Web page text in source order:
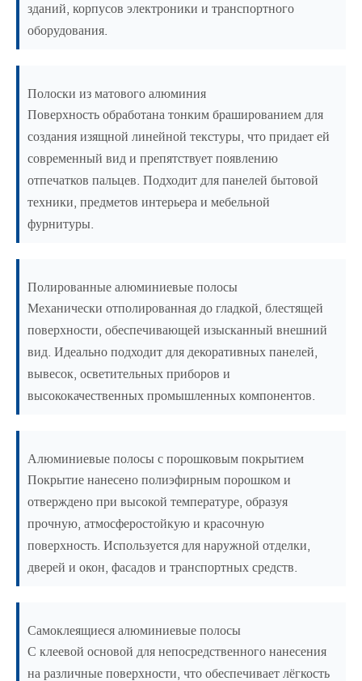
зданий, корпусов электроники и транспортного
оборудования.
Полоски из матового алюминия
Поверхность обработана тонким брашированием для
создания изящной линейной текстуры, что придает ей
современный вид и препятствует появлению
отпечатков пальцев. Подходит для панелей бытовой
техники, предметов интерьера и мебельной
фурнитуры.
Полированные алюминиевые полосы
Механически отполированная до гладкой, блестящей
поверхности, обеспечивающей изысканный внешний
вид. Идеально подходит для декоративных панелей,
вывесок, осветительных приборов и
высококачественных промышленных компонентов.
Алюминиевые полосы с порошковым покрытием
Покрытие нанесено полиэфирным порошком и
отверждено при высокой температуре, образуя
прочную, атмосферостойкую и красочную
поверхность. Используется для наружной отделки,
дверей и окон, фасадов и транспортных средств.
Самоклеящиеся алюминиевые полосы
С клеевой основой для непосредственного нанесения
на различные поверхности, что обеспечивает лёгкость